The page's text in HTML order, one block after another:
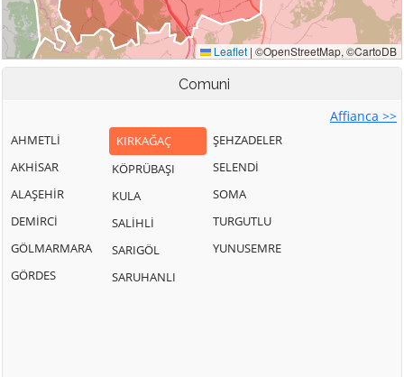
Comuni
Affianca >>
AHMETLİ
AKHİSAR
ALAŞEHİR
DEMİRCİ
GÖLMARMARA
GÖRDES
KIRKAĞAÇ
KÖPRÜBAŞI
KULA
SALİHLİ
SARIGÖL
SARUHANLI
ŞEHZADELER
SELENDİ
SOMA
TURGUTLU
YUNUSEMRE